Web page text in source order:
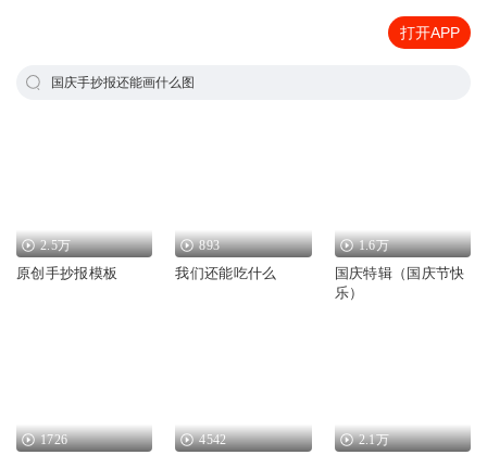
打开APP
国庆手抄报还能画什么图
2.5万
原创手抄报模板
893
我们还能吃什么
1.6万
国庆特辑（国庆节快
乐）
1726 4542 2.1万